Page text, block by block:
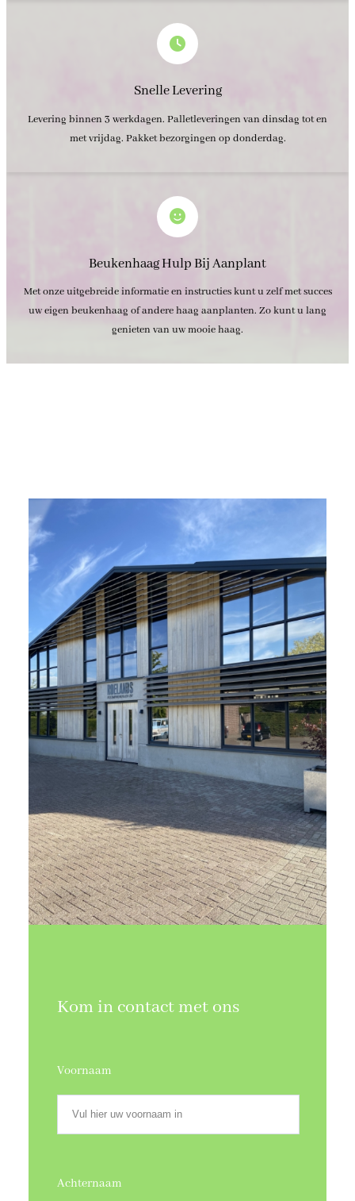
Snelle Levering
Levering binnen 3 werkdagen. Palletleveringen van dinsdag tot en
met vrijdag. Pakket bezorgingen op donderdag.
Beukenhaag Hulp Bij Aanplant
Met onze uitgebreide informatie en instructies kunt u zelf met succes
uw eigen beukenhaag of andere haag aanplanten. Zo kunt u lang
genieten van uw mooie haag.
Kom in contact met ons
Voornaam
Achternaam